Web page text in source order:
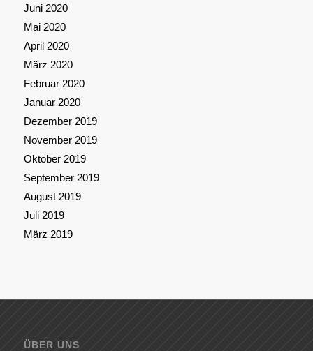
Juni 2020
Mai 2020
April 2020
März 2020
Februar 2020
Januar 2020
Dezember 2019
November 2019
Oktober 2019
September 2019
August 2019
Juli 2019
März 2019
ÜBER UNS